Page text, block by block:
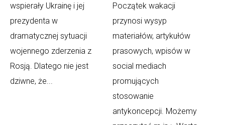
wspierały Ukrainę i jej
prezydenta w
dramatycznej sytuacji
wojennego zderzenia z
Rosją. Dlatego nie jest
dziwne, że...
Początek wakacji
przynosi wysyp
materiałów, artykułów
prasowych, wpisów w
social mediach
promujących
stosowanie
antykoncepcji. Możemy